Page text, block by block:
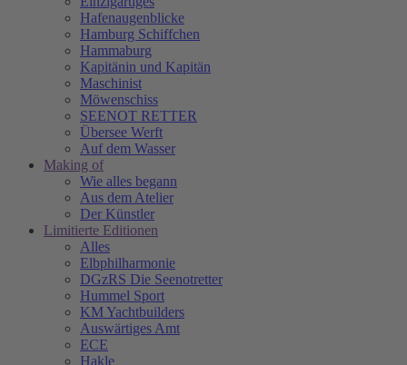
Hafenaugen­blicke
Hamburg Schiffchen
Hammaburg
Kapitänin und Kapitän
Maschinist
Möwenschiss
SEENOT RETTER
Übersee Werft
Auf dem Wasser
Making of
Wie alles begann
Aus dem Atelier
Der Künstler
Limitierte Editionen
Alles
Elbphilharmonie
DGzRS Die Seenotretter
Hummel Sport
KM Yachtbuilders
Auswärtiges Amt
ECE
Hakle